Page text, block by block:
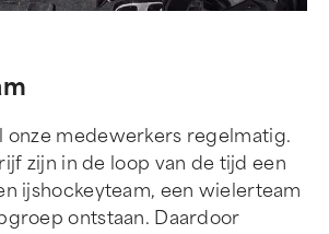
onze medewerkers regelmatig.
zijn in de loop van de tijd een
ijshockeyteam, een wielerteam
ontstaan. Daardoor